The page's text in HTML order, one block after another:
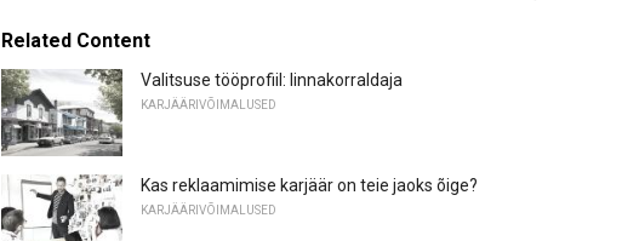
Related Content
Valitsuse tööprofiil: linnakorraldaja
KARJÄÄRIVÕIMALUSED
Kas reklaamimise karjäär on teie jaoks õige?
KARJÄÄRIVÕIMALUSED